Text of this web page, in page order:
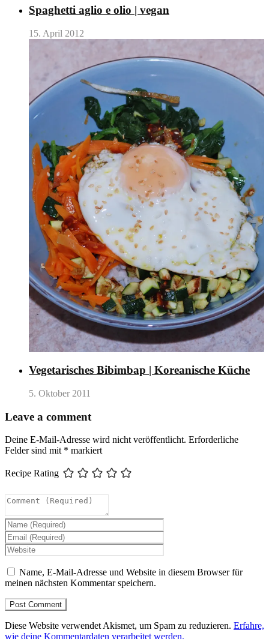
Spaghetti aglio e olio | vegan
15. April 2012
Vegetarisches Bibimbap | Koreanische Küche
5. Oktober 2011
Leave a comment
Deine E-Mail-Adresse wird nicht veröffentlicht. Erforderliche
Felder sind mit * markiert
Recipe Rating
Name, E-Mail-Adresse und Website in diesem Browser für
meinen nächsten Kommentar speichern.
Diese Website verwendet Akismet, um Spam zu reduzieren. Erfahre,
wie deine Kommentardaten verarbeitet werden.